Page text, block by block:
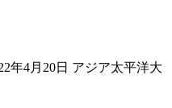
年4月20日 アジア太平洋大